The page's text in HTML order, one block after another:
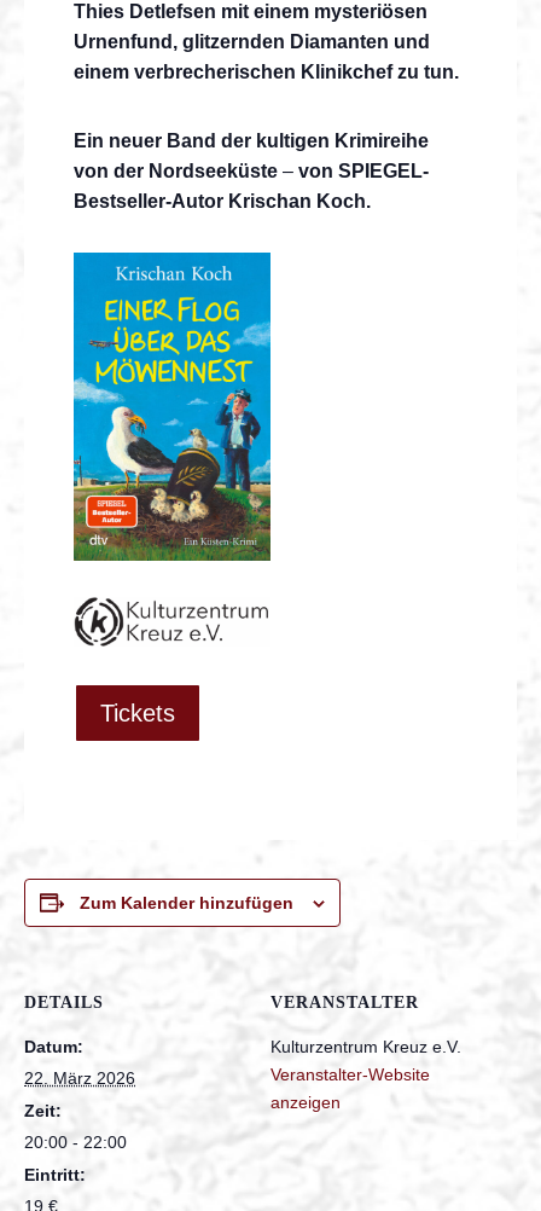
Thies Detlefsen mit einem mysteriösen
Urnenfund, glitzernden Diamanten und
einem verbrecherischen Klinikchef zu tun.
Ein neuer Band der kultigen Krimireihe
von der Nordseeküste– von SPIEGEL-
Bestseller-Autor Krischan Koch.
Tickets
Zum Kalender hinzufügen
DETAILS
Datum:
22. März 2026
Zeit:
20:00 - 22:00
Eintritt:
19 €
VERANSTALTER
Kulturzentrum Kreuz e.V.
Veranstalter-Website
anzeigen